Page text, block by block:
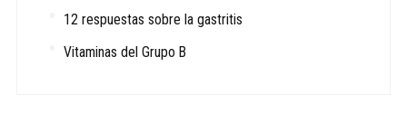
12 respuestas sobre la gastritis
Vitaminas del Grupo B